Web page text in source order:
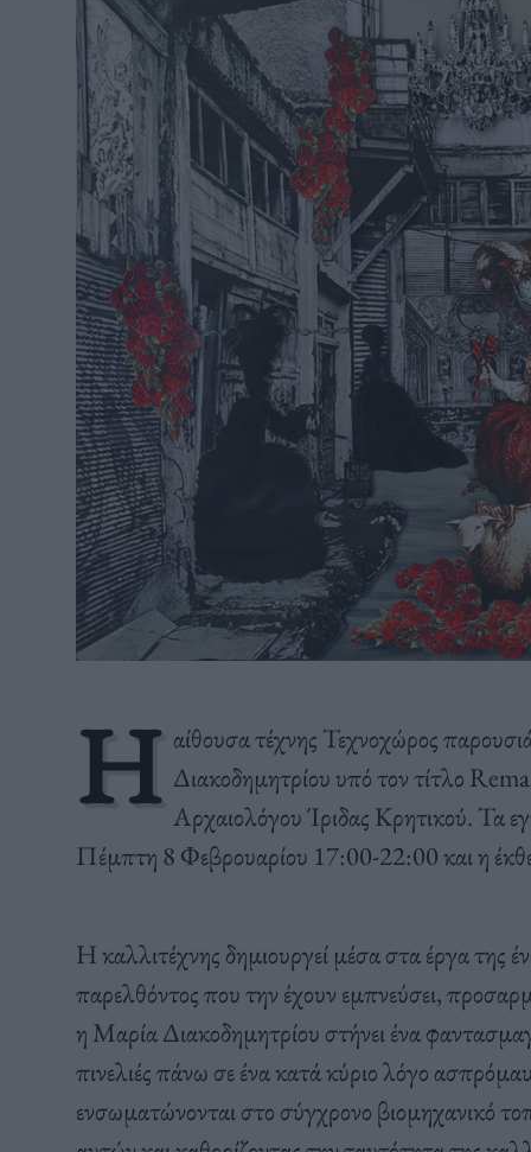
Η αίθουσα τέχνης Τεχνοχώρος
Διακοδημητρίου υπό τον τίτλο
Αρχαιολόγου Ίριδας Κρητικού. Τα
Πέμπτη 8 Φεβρουαρίου 17:00-22:00 και η
Η καλλιτέχνης δημιουργεί μέσα στα έργα της
παρελθόντος που την έχουν εμπνεύσει,
η Μαρία Διακοδημητρίου στήνει ένα
πινελιές πάνω σε ένα κατά κύριο λόγο
ενσωματώνονται στο σύγχρονο βιομηχανικό